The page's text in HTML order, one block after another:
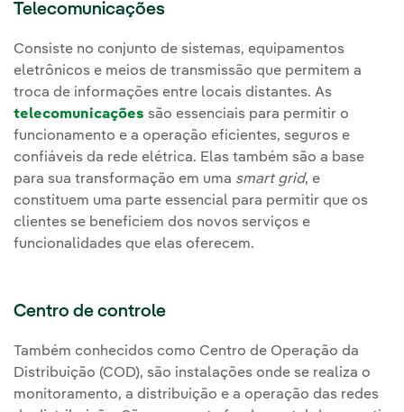
Telecomunicações
Consiste no conjunto de sistemas, equipamentos
eletrônicos e meios de transmissão que permitem a
troca de informações entre locais distantes. As
telecomunicações são essenciais para permitir o
funcionamento e a operação eficientes, seguros e
confiáveis da rede elétrica. Elas também são a base
para sua transformação em uma smart grid, e
constituem uma parte essencial para permitir que os
clientes se beneficiem dos novos serviços e
funcionalidades que elas oferecem.
Centro de controle
Também conhecidos como Centro de Operação da
Distribuição (COD), são instalações onde se realiza o
monitoramento, a distribuição e a operação das redes